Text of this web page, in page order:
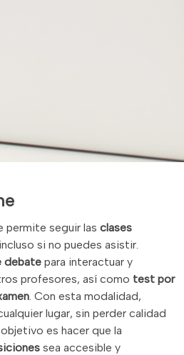
permite seguir las clases
si no puedes asistir.
debate para interactuar y
profesores, así como test por
. Con esta modalidad,
lugar, sin perder calidad
es hacer que la
sea accesible y